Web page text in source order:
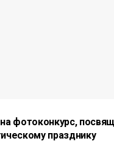
фотоконкурс,
празднику